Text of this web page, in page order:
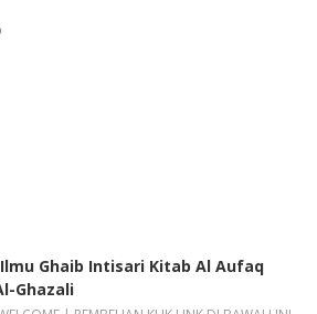
Ghaib Intisari Kitab Al Aufaq
Ghazali